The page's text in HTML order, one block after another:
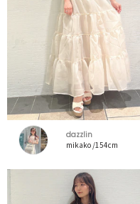
dazzlin
mikako /154cm